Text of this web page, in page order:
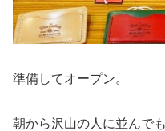
準備してオープン。
朝から沢山の人に並んでも